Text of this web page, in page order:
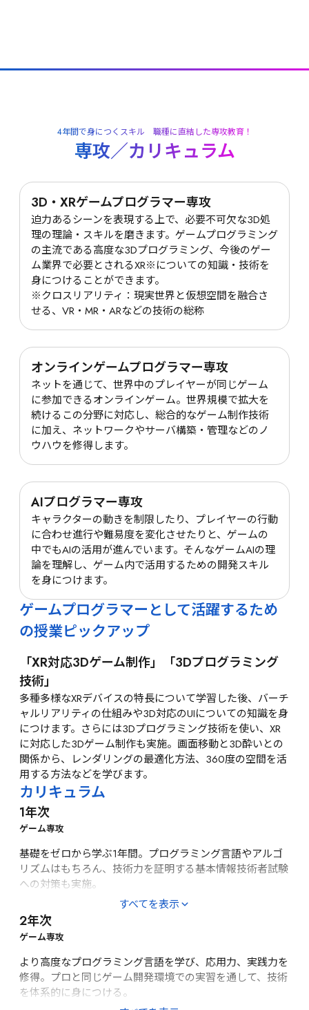
4年間で身につくスキル　職種に直結した専攻教育！
専攻／カリキュラム
3D・XRゲームプログラマー専攻
迫力あるシーンを表現する上で、必要不可欠な3D処
理の理論・スキルを磨きます。ゲームプログラミング
の主流である高度な3Dプログラミング、今後のゲー
ム業界で必要とされるXR※についての知識・技術を
身につけることができます。
※クロスリアリティ：現実世界と仮想空間を融合さ
せる、VR・MR・ARなどの技術の総称
オンラインゲームプログラマー専攻
ネットを通じて、世界中のプレイヤーが同じゲーム
に参加できるオンラインゲーム。世界規模で拡大を
続けるこの分野に対応し、総合的なゲーム制作技術
に加え、ネットワークやサーバ構築・管理などのノ
ウハウを修得します。
AIプログラマー専攻
キャラクターの動きを制限したり、プレイヤーの行動
に合わせ進行や難易度を変化させたりと、ゲームの
中でもAIの活用が進んでいます。そんなゲームAIの理
論を理解し、ゲーム内で活用するための開発スキル
を身につけます。
ゲームプログラマーとして活躍するため
の授業ピックアップ
「XR対応3Dゲーム制作」「3Dプログラミング
技術」
多種多様なXRデバイスの特長について学習した後、バーチ
ャルリアリティの仕組みや3D対応のUIについての知識を身
につけます。さらには3Dプログラミング技術を使い、XR
に対応した3Dゲーム制作も実施。画面移動と3D酔いとの
関係から、レンダリングの最適化方法、360度の空間を活
用する方法などを学びます。
カリキュラム
1年次
ゲーム専攻
基礎をゼロから学ぶ1年間。プログラミング言語やアルゴ
リズムはもちろん、技術力を証明する基本情報技術者試験
への対策も実施。
ゲームプログラミング基礎（C言語）、アルゴリズム（処
理手順）学習、ゲームエンジン、ゲームプランニング、ゲ
表計算・コンピュータ内部知識）、HAL EVENT WEEK（進
級制作展）
すべてを表示
2年次
ゲーム専攻
より高度なプログラミング言語を学び、応用力、実践力を
修得。プロと同じゲーム開発環境での実習を通して、技術
を体系的に身につける。